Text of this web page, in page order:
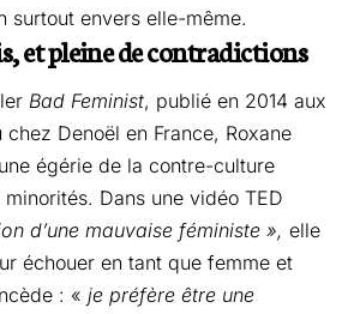
surtout envers elle-même.
et pleine de contradictions
Bad Feminist, publié en 2014 aux
Denoël en France, Roxane
égérie de la contre-culture
Dans une vidéo TED
d’une mauvaise féministe », elle
échouer en tant que femme et
: « je préfère être une